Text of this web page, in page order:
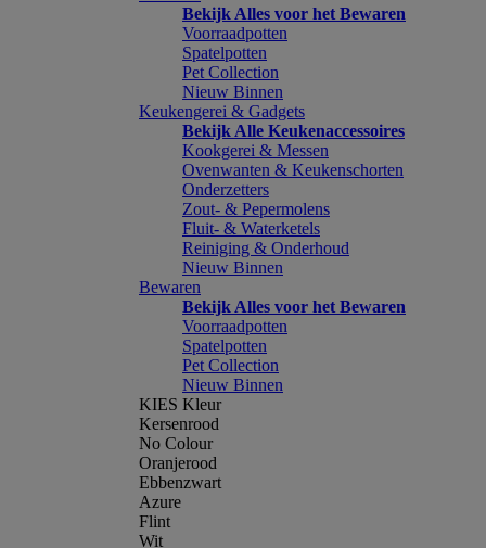
Bekijk Alles voor het Bewaren
Voorraadpotten
Spatelpotten
Pet Collection
Nieuw Binnen
Keukengerei & Gadgets
Bekijk Alle Keukenaccessoires
Kookgerei & Messen
Ovenwanten & Keukenschorten
Onderzetters
Zout- & Pepermolens
Fluit- & Waterketels
Reiniging & Onderhoud
Nieuw Binnen
Bewaren
Bekijk Alles voor het Bewaren
Voorraadpotten
Spatelpotten
Pet Collection
Nieuw Binnen
KIES Kleur
Kersenrood
No Colour
Oranjerood
Ebbenzwart
Azure
Flint
Wit